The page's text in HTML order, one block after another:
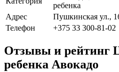
ребенка
Адрес
Пушкинская ул.,
Телефон
+375 33 300-81-02
Отзывы и рейтинг
ребенка Авокадо